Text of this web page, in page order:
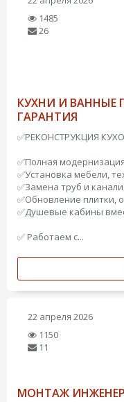
1485
26
КУХНИ И ВАННЫЕ
ГАРАНТИЯ
✅РЕКОНСТРУКЦИЯ
✅Полная
✅Установка мебели,
✅Замена труб и
✅Обновление плитки,
✅Душевые кабины
✅ Работаем с...
22 апреля 2026
1150
11
МОНТАЖ